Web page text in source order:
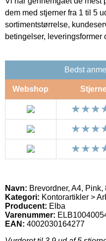
dem med stjerner fra 1 til 5
sortimentstørrelse,
betingelser, leveringsformer
Bedst
Webshop
Navn: Brevordner, A4,
Kategori: Kontorartikler >
Producent: Elba
Varenummer:
EAN: 4002030164277